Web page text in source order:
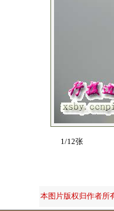
1/12张
本图片版权归作者所